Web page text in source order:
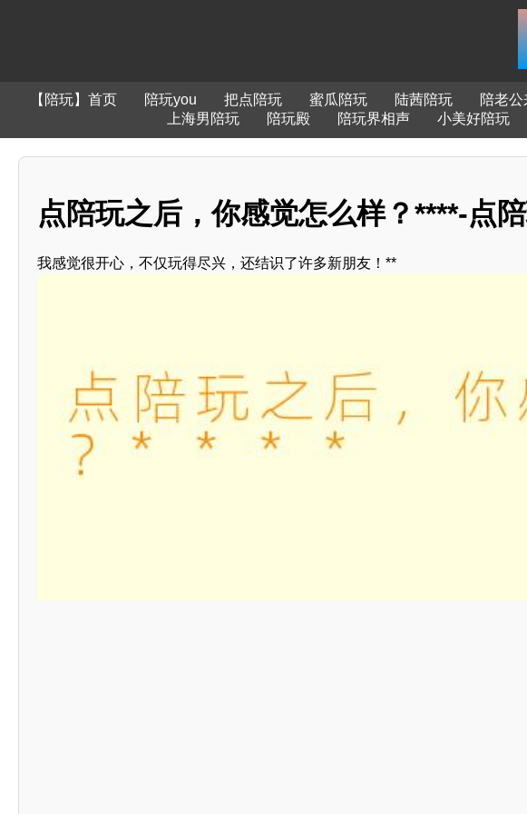
【陪玩】首页 陪玩you 把点陪玩 蜜瓜陪玩 陆茜陪玩 陪老公
上海男陪玩
陪玩殿 陪玩界相声 小美好陪玩
点陪玩之后，你感觉怎么样？****-点
我感觉很开心，不仅玩得尽兴，还结识了许多新朋友！**